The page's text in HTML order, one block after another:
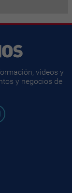
videos y
y negocios de